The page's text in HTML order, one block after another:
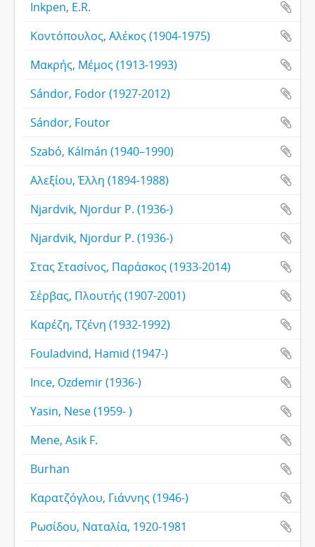
Inkpen, E.R.
Κοντόπουλος, Αλέκος (1904-1975)
Μακρής, Μέμος (1913-1993)
Sándor, Fodor (1927-2012)
Sándor, Foutor
Szabó, Kálmán (1940–1990)
Αλεξίου, Έλλη (1894-1988)
Njardvik, Njordur P. (1936-)
Njardvik, Njordur P. (1936-)
Στας Στασίνος, Παράσκος (1933-2014)
Σέρβας, Πλουτής (1907-2001)
Καρέζη, Τζένη (1932-1992)
Fouladvind, Hamid (1947-)
Ince, Ozdemir (1936-)
Yasin, Nese (1959- )
Mene, Asik F.
Burhan
Καρατζόγλου, Γιάννης (1946-)
Ρωσίδου, Ναταλία, 1920-1981